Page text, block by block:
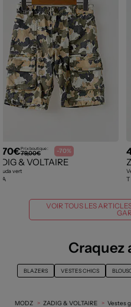
Prix boutique :
79,00€ -70%
& VOLTAIRE
vert
A T
VOIR TOUS LES
Craquez
BLAZERS VESTES CHICS
MODZ ZADIG & VOLTAIRE Vestes